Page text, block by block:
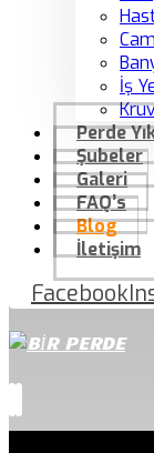
İş
Perde
Şubeler
Galeri
FAQ’s
Blog
İletişim
Facebook